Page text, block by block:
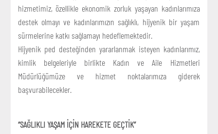
hizmetimiz, özellikle ekonomik zorluk yaşayan kadınlarımıza
destek olmayı ve kadınlarımızın sağlıklı, hijyenik bir yaşam
sürmelerine katkı sağlamayı hedeflemektedir.
Hijyenik ped desteğinden yararlanmak isteyen kadınlarımız,
kimlik belgeleriyle birlikte Kadın ve Aile Hizmetleri
Müdürlüğümüze ve hizmet noktalarımıza giderek
başvurabilecekler.
“SAĞLIKLI YAŞAM İÇİN HAREKETE GEÇTİK”